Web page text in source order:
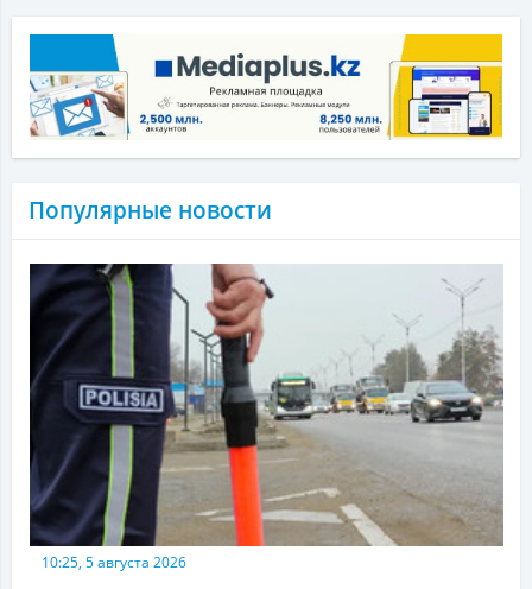
Популярные новости
10:25, 5 августа 2026